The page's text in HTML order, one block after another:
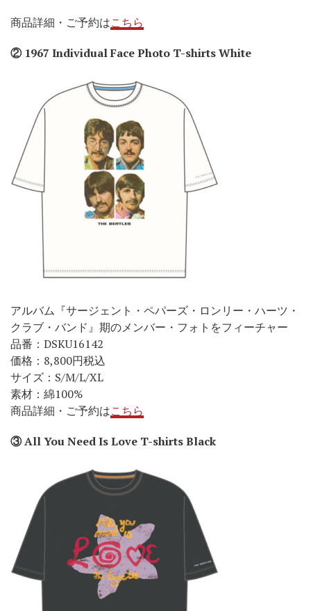
商品詳細・ご予約はこちら
② 1967 Individual Face Photo T-shirts White
アルバム『サージェント・ペパーズ・ロンリー・ハーツ・
クラブ・バンド』期のメンバー・フォトをフィーチャー
品番：DSKU16142
価格：8,800円税込
サイズ：S/M/L/XL
素材：綿100%
商品詳細・ご予約はこちら
③ All You Need Is Love T-shirts Black